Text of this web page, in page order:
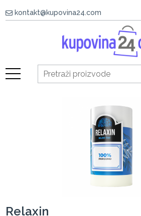
kontakt@kupovina24.com
Relaxin